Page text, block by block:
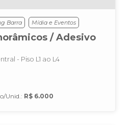
Barra Mídia e Eventos
/ Adesivo
- Piso L1 ao L4
Unid.: R$ 6.000